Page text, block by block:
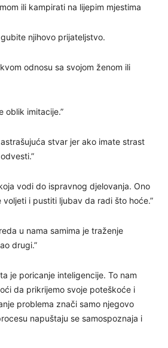
ili kampirati na lijepim mjestima
njihovo prijateljstvo.
odnosu sa svojom ženom ili
oblik imitacije.”
stvar jer ako imate strast
vodi do ispravnog djelovanja. Ono
voljeti i pustiti ljubav da radi što hoće.”
u nama samima je traženje
drugi.”
je poricanje inteligencije. To nam
da prikrijemo svoje poteškoće i
problema znači samo njegovo
napuštaju se samospoznaja i